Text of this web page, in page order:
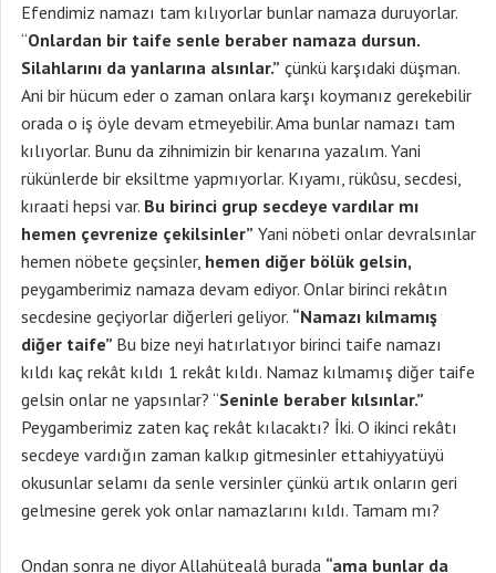
Efendimiz namazı tam kılıyorlar bunlar namaza duruyorlar.
“Onlardan bir taife senle beraber namaza dursun.
Silahlarını da yanlarına alsınlar.” çünkü karşıdaki düşman.
Ani bir hücum eder o zaman onlara karşı koymanız gerekebilir
orada o iş öyle devam etmeyebilir. Ama bunlar namazı tam
kılıyorlar. Bunu da zihnimizin bir kenarına yazalım. Yani
rükünlerde bir eksiltme yapmıyorlar. Kıyamı, rükûsu, secdesi,
kıraati hepsi var. Bu birinci grup secdeye vardılar mı
hemen çevrenize çekilsinler” Yani nöbeti onlar devralsınlar
hemen nöbete geçsinler, hemen diğer bölük gelsin,
peygamberimiz namaza devam ediyor. Onlar birinci rekâtın
secdesine geçiyorlar diğerleri geliyor. “Namazı kılmamış
diğer taife” Bu bize neyi hatırlatıyor birinci taife namazı
kıldı kaç rekât kıldı 1 rekât kıldı. Namaz kılmamış diğer taife
gelsin onlar ne yapsınlar? “Seninle beraber kılsınlar.”
Peygamberimiz zaten kaç rekât kılacaktı? İki. O ikinci rekâtı
secdeye vardığın zaman kalkıp gitmesinler ettahiyyatüyü
okusunlar selamı da senle versinler çünkü artık onların geri
gelmesine gerek yok onlar namazlarını kıldı. Tamam mı?
Ondan sonra ne diyor Allahütealâ burada “ama bunlar da